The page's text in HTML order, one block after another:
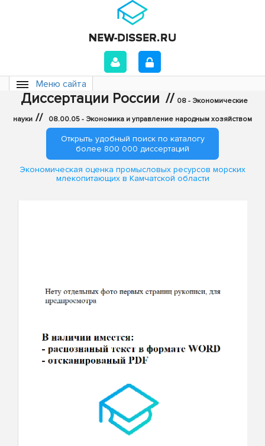
Меню сайта
Диссертации России // 08 - Экономические
науки // 08.00.05 - Экономика и управление народным хозяйством
Открыть удобный поиск по каталогу
более 800 000 диссертаций
Экономическая оценка промысловых ресурсов морских
млекопитающих в Камчатской области